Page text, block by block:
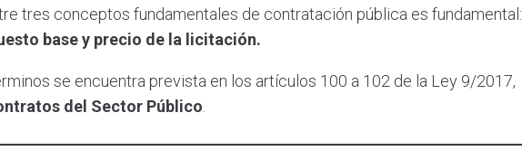
tres conceptos fundamentales de contratación pública es fundamental:
base y precio de la licitación.
se encuentra prevista en los artículos 100 a 102 de la Ley 9/2017,
del Sector Público.